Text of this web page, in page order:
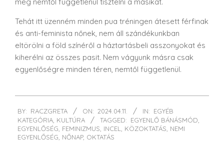
Tehát itt üzenném minden pua tréningen átesett férfinak
és anti-feminista nőnek, nem áll szándékunkban
eltörölni a föld színéről a háztartásbeli asszonyokat és
kiherélni az összes pasit. Nem vágyunk másra csak
egyenlőségre minden téren, nemtől függetlenül.
04-
11
BY: RACZGRETA ON: 2024.04.11. IN: EGYÉB
KATEGÓRIA, KULTÚRA TAGGED: EGYENLŐ BÁNÁSMÓD,
EGYENLŐSÉG, FEMINIZMUS, INCEL, KÖZOKTATÁS, NEMI
EGYENLŐSÉG, NŐNAP, OKTATÁS